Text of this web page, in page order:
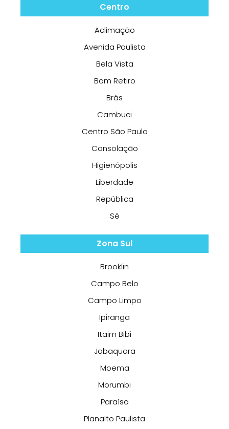
Centro
Aclimação
Avenida Paulista
Bela Vista
Bom Retiro
Brás
Cambuci
Centro São Paulo
Consolação
Higienópolis
Liberdade
República
Sé
Zona Sul
Brooklin
Campo Belo
Campo Limpo
Ipiranga
Itaim Bibi
Jabaquara
Moema
Morumbi
Paraíso
Planalto Paulista